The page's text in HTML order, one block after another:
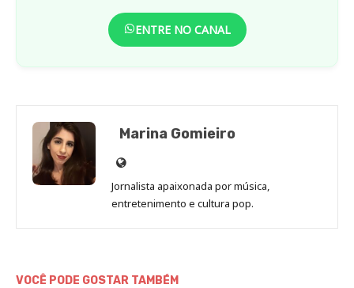
ENTRE NO CANAL
Marina Gomieiro
Site
de
Marina
Jornalista apaixonada por música,
entretenimento e cultura pop.
VOCÊ PODE GOSTAR TAMBÉM